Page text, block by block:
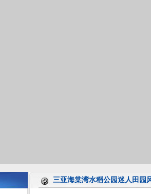
三亚海棠湾水稻公园迷人田园